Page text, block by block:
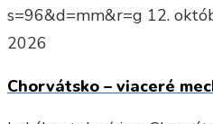
s=96&d=mm&r=g 12.
2026
Chorvátsko – viaceré